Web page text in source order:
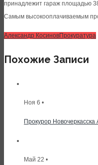
принадлежит гараж площадью
Самым высокооплачиваемым
Александр КосиновПрокуратура
Похожие Записи
Ноя 6 •
Прокурор Новочеркасска
Май 22 •